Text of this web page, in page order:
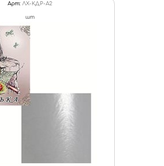
Арт: ЛХ-КДР-А2
шт